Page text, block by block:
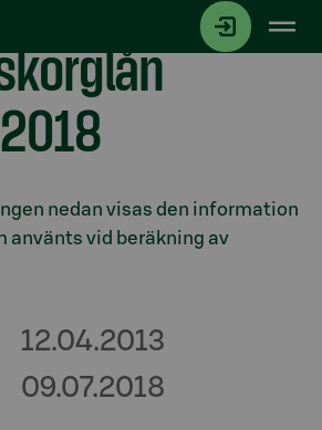
nedan visas den information
använts vid beräkning av
12.04.2013
09.07.2018